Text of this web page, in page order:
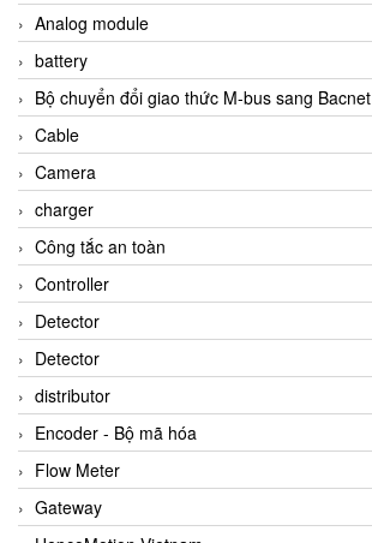
Analog module
battery
Bộ chuyển đổi giao thức M-bus sang Bacnet
Cable
Camera
charger
Công tắc an toàn
Controller
Detector
Detector
distributor
Encoder - Bộ mã hóa
Flow Meter
Gateway